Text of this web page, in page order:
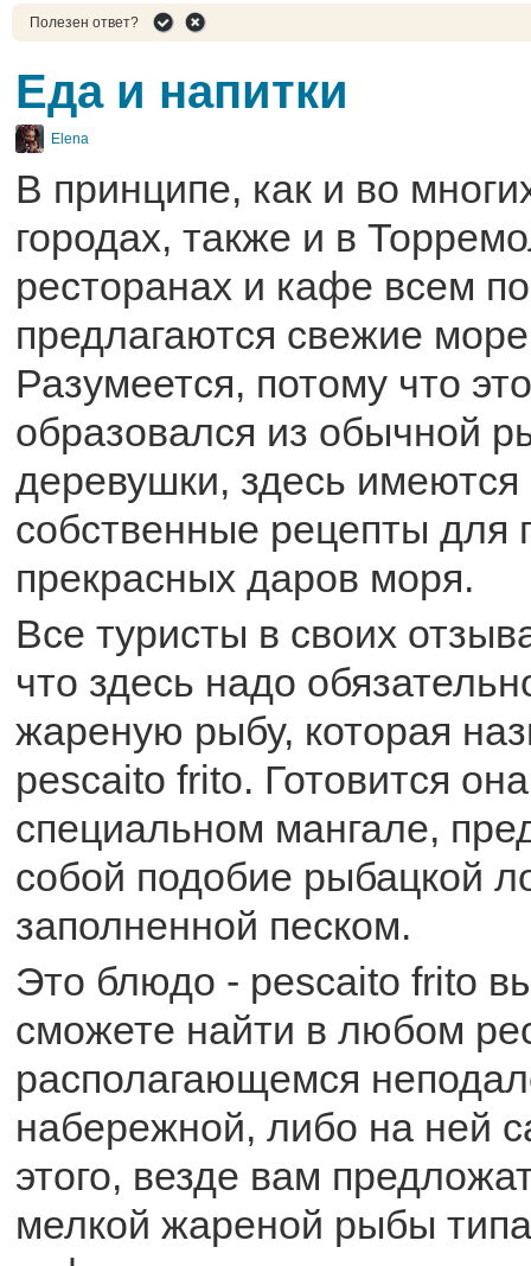
Полезен ответ?
Еда и напитки
Elena
В принципе, как и во
городах, также и в
ресторанах и кафе всем
предлагаются свежие
Разумеется, потому что
образовался из обычной
деревушки, здесь имеются
собственные рецепты для
прекрасных даров моря.
Все туристы в своих
что здесь надо
жареную рыбу, которая
pescaito frito. Готовится
специальном мангале,
собой подобие рыбацкой
заполненной песком.
Это блюдо - pescaito frito
сможете найти в любом
располагающемся
набережной, либо на ней
этого, везде вам
мелкой жареной рыбы